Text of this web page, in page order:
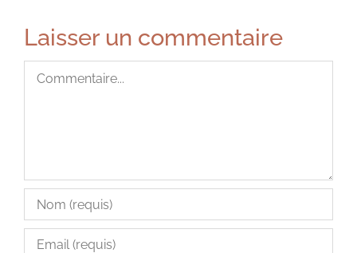
Laisser un commentaire